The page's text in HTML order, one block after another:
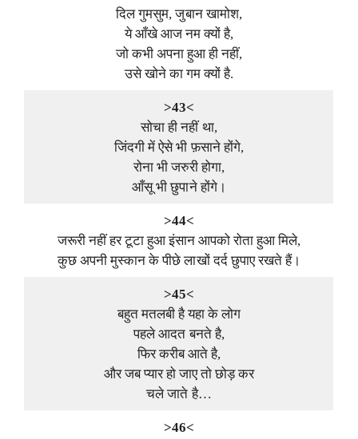
दिल गुमसुम, जुबान खामोश,
ये आँखे आज नम क्यों है,
जो कभी अपना हुआ ही नहीं,
उसे खोने का गम क्यों है.
>43<
सोचा ही नहीं था,
जिंदगी में ऐसे भी फ़साने होंगे,
रोना भी जरुरी होगा,
आँसू भी छुपाने होंगे।
>44<
जरूरी नहीं हर टूटा हुआ इंसान आपको रोता हुआ मिले,
कुछ अपनी मुस्कान के पीछे लाखों दर्द छुपाए रखते हैं।
>45<
बहुत मतलबी है यहा के लोग
पहले आदत बनते है,
फिर करीब आते है,
और जब प्यार हो जाए तो छोड़ कर
चले जाते है…
>46<